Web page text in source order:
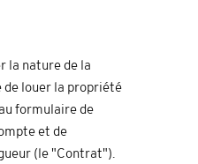
la nature de la
de louer la propriété
formulaire de
et de
(le "Contrat").